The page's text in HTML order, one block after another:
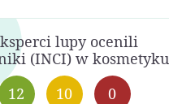
lupy ocenili
(INCI) w kosmetyku
12
10 0